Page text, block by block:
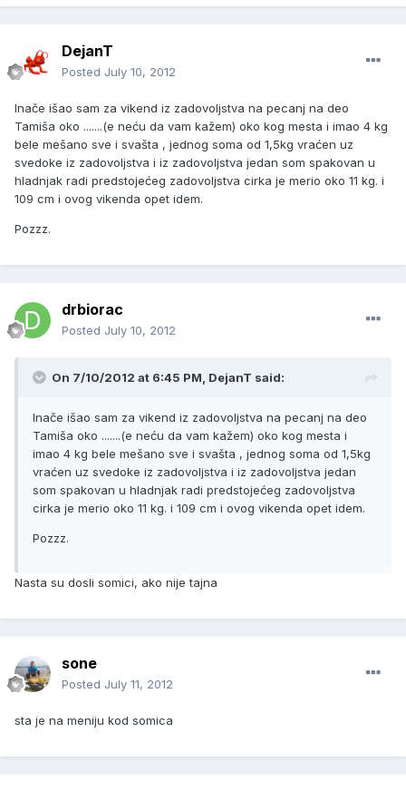
DejanT
Posted July 10, 2012
Inače išao sam za vikend iz zadovoljstva na pecanj na deo
Tamiša oko .......(e neću da vam kažem) oko kog mesta i imao 4 kg
bele mešano sve i svašta , jednog soma od 1,5kg vraćen uz
svedoke iz zadovoljstva i iz zadovoljstva jedan som spakovan u
hladnjak radi predstojećeg zadovoljstva cirka je merio oko 11 kg. i
109 cm i ovog vikenda opet idem.
Pozzz.
drbiorac
Posted July 10, 2012
On 7/10/2012 at 6:45 PM, DejanT said:
Inače išao sam za vikend iz zadovoljstva na pecanj na deo
Tamiša oko .......(e neću da vam kažem) oko kog mesta i
imao 4 kg bele mešano sve i svašta , jednog soma od 1,5kg
vraćen uz svedoke iz zadovoljstva i iz zadovoljstva jedan
som spakovan u hladnjak radi predstojećeg zadovoljstva
cirka je merio oko 11 kg. i 109 cm i ovog vikenda opet idem.
Pozzz.
Nasta su dosli somici, ako nije tajna
sone
Posted July 11, 2012
sta je na meniju kod somica